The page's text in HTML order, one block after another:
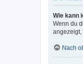
Wie kann
Wenn du
angezeigt,
Nach